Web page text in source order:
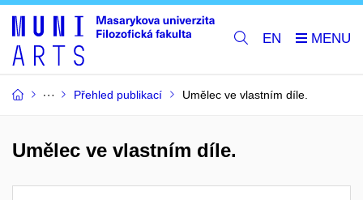
EN
Přehled publikací Umělec ve vlastním díle.
Umělec ve vlastním díle.